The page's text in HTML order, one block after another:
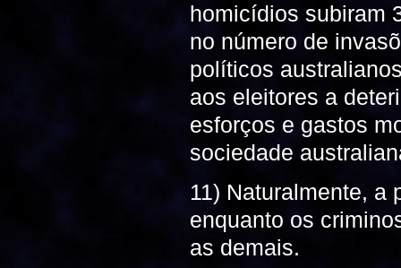
homicídios subiram
no número de
políticos
aos eleitores a
esforços e gastos
sociedade
11) Naturalmente, a
enquanto os
as demais.